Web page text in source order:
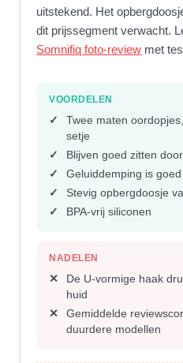
uitstekend. Het
dit prijssegment verwacht.
Somnifiq foto-review met
VOORDELEN
Twee maten
setje
Blijven goed zitten
Geluiddemping is
Stevig opbergdoosje
BPA-vrij siliconen
NADELEN
De U-vormige haak
huid
Gemiddelde
duurdere modellen